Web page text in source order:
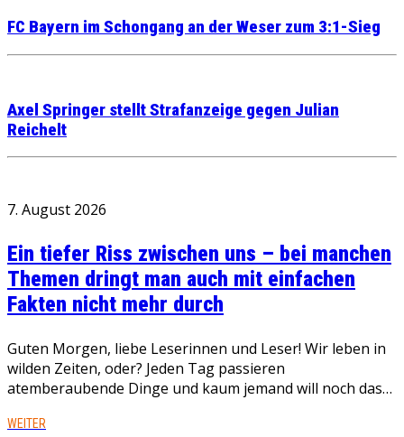
FC Bayern im Schongang an der Weser zum 3:1-Sieg
Axel Springer stellt Strafanzeige gegen Julian
Reichelt
7. August 2026
Ein tiefer Riss zwischen uns – bei manchen
Themen dringt man auch mit einfachen
Fakten nicht mehr durch
Guten Morgen, liebe Leserinnen und Leser! Wir leben in
wilden Zeiten, oder? Jeden Tag passieren
atemberaubende Dinge und kaum jemand will noch das…
WEITER